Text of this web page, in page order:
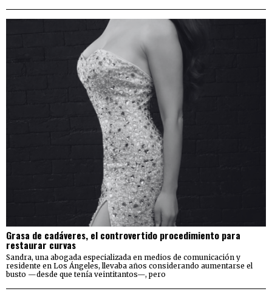
Grasa de cadáveres, el controvertido procedimiento para
restaurar curvas
Sandra, una abogada especializada en medios de comunicación y
residente en Los Ángeles, llevaba años considerando aumentarse el
busto —desde que tenía veintitantos—, pero